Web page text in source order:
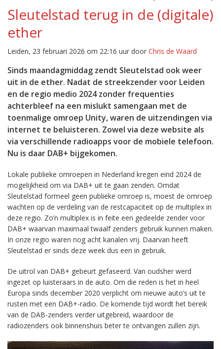
Sleutelstad terug in de (digitale)
ether
Leiden, 23 februari 2026 om 22:16 uur door Chris de Waard
Sinds maandagmiddag zendt Sleutelstad ook weer
uit in de ether. Nadat de streekzender voor Leiden
en de regio medio 2024 zonder frequenties
achterbleef na een mislukt samengaan met de
toenmalige omroep Unity, waren de uitzendingen via
internet te beluisteren. Zowel via deze website als
via verschillende radioapps voor de mobiele telefoon.
Nu is daar DAB+ bijgekomen.
Lokale publieke omroepen in Nederland kregen eind 2024 de
mogelijkheid om via DAB+ uit te gaan zenden. Omdat
Sleutelstad formeel geen publieke omroep is, moest de omroep
wachten op de verdeling van de restcapaciteit op de multiplex in
deze regio. Zo’n multiplex is in feite een gedeelde zender voor
DAB+ waarvan maximaal twaalf zenders gebruik kunnen maken.
In onze regio waren nog acht kanalen vrij. Daarvan heeft
Sleutelstad er sinds deze week dus een in gebruik.
De uitrol van DAB+ gebeurt gefaseerd. Van oudsher werd
ingezet op luisteraars in de auto. Om die reden is het in heel
Europa sinds december 2020 verplicht om nieuwe auto’s uit te
rusten met een DAB+-radio. De komende tijd wordt het bereik
van de DAB-zenders verder uitgebreid, waardoor de
radiozenders ook binnenshuis beter te ontvangen zullen zijn.